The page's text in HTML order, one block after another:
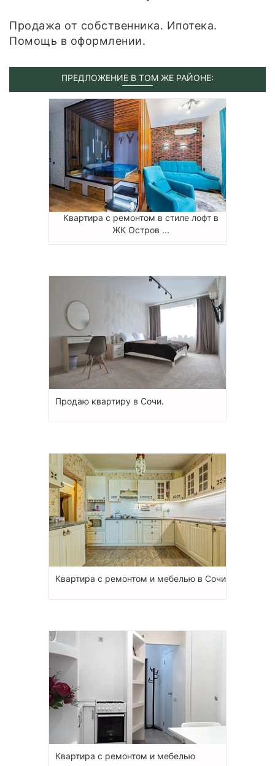
Продажа от собственника. Ипотека.
Помощь в оформлении.
ПРЕДЛОЖЕНИЕ В ТОМ ЖЕ РАЙОНЕ:
Квартира с ремонтом в стиле лофт в
ЖК Остров ...
Продаю квартиру в Сочи.
Квартира с ремонтом и мебелью в Сочи
Квартира с ремонтом и мебелью